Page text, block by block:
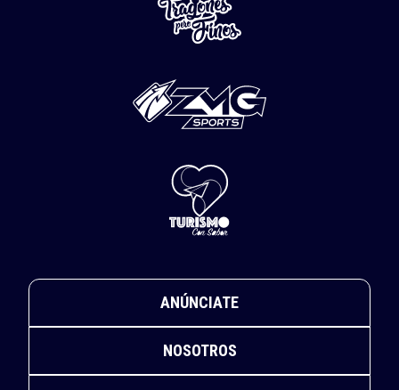
ANÚNCIATE
NOSOTROS